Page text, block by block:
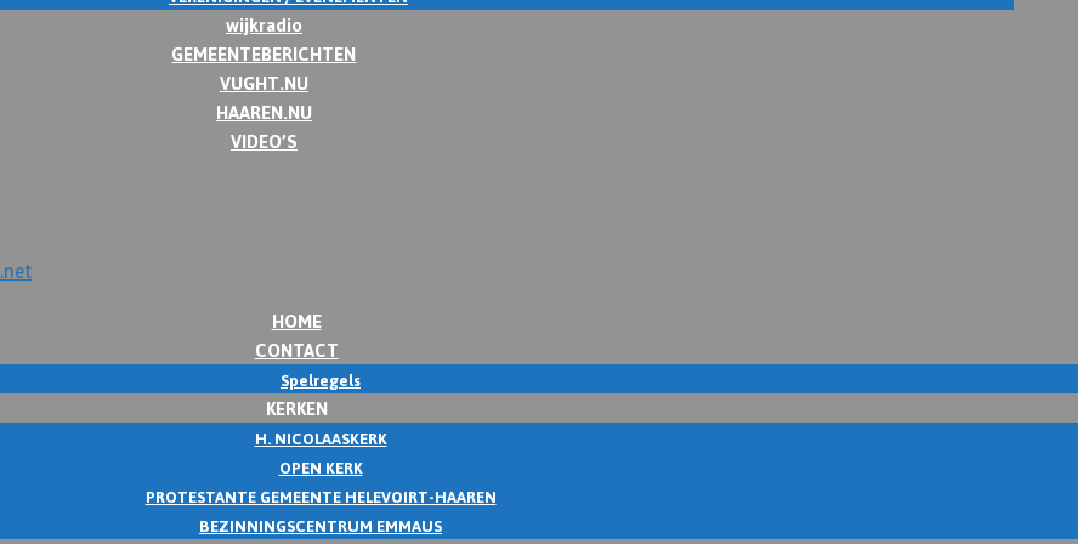
wijkradio
GEMEENTEBERICHTEN
VUGHT.NU
HAAREN.NU
VIDEO’S
HOME
CONTACT
Spelregels
KERKEN
H. NICOLAASKERK
OPEN KERK
PROTESTANTE GEMEENTE HELEVOIRT-HAAREN
BEZINNINGSCENTRUM EMMAUS